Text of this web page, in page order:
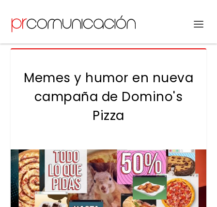
Memes y humor en nueva
campaña de Domino's
Pizza